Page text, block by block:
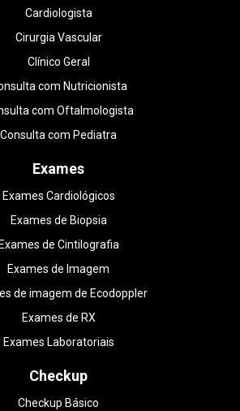
Cardiologista
Cirurgia Vascular
Clínico Geral
com Nutricionista
com Oftalmologista
Consulta com Pediatra
Exames
Exames Cardiológicos
Exames de Biopsia
Exames de Cintilografia
Exames de Imagem
de imagem de Ecodoppler
Exames de RX
Exames Laboratoriais
Checkup
Checkup Básico